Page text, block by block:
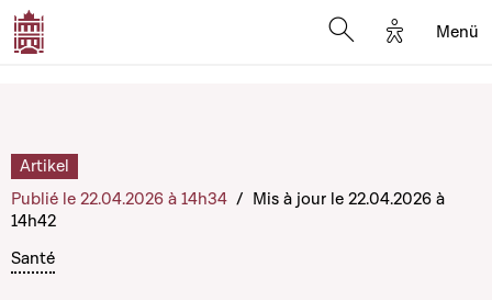
Options
Menü
Santé
Artikel
Publié le 22.04.2026 à 14h34 / Mis à jour le 22.04.2026 à
14h42